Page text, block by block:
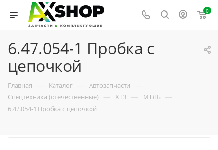
0
6.47.054-1 Пробка с
цепочкой
Главная — Каталог — Автозапчасти —
Спецтехника (отечественные) — ХТЗ — МТЛБ —
6.47.054-1 Пробка с цепочкой